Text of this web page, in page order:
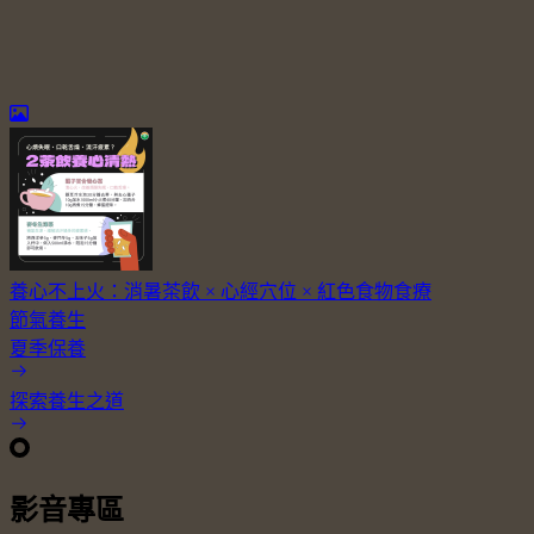
養心不上火：消暑茶飲 × 心經穴位 × 紅色食物食療
節氣養生
夏季保養
探索養生之道
影音專區